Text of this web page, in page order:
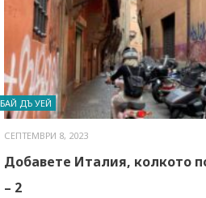
БАЙ ДЪ УЕЙ
СЕПТЕМВРИ 8, 2023
Добавете Италия, колкото
– 2